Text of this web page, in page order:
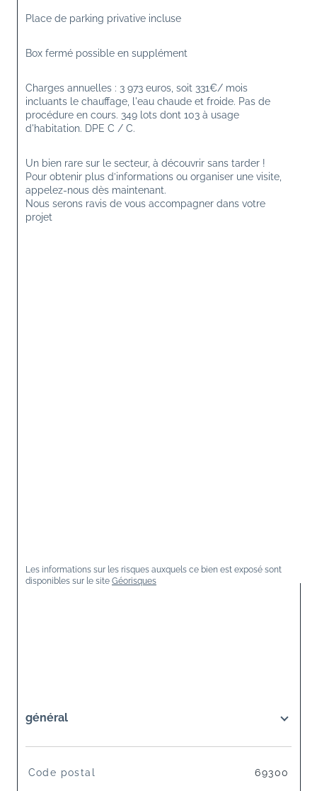
Place de parking privative incluse
Box fermé possible en supplément
Charges annuelles : 3 973 euros, soit 331€/ mois
incluants le chauffage, l'eau chaude et froide. Pas de
procédure en cours. 349 lots dont 103 à usage
d'habitation. DPE C / C.
Un bien rare sur le secteur, à découvrir sans tarder !
Pour obtenir plus d’informations ou organiser une visite,
appelez-nous dès maintenant.
Nous serons ravis de vous accompagner dans votre
projet
Les informations sur les risques auxquels ce bien est exposé sont
disponibles sur le site Géorisques
général
TRAD_SIROCCO_Caracteristique
Code postal 69300